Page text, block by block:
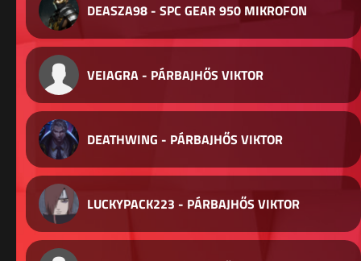
DEASZA98 - SPC GEAR 950 MIKROFON
VEIAGRA - PÁRBAJHŐS VIKTOR
DEATHWING - PÁRBAJHŐS VIKTOR
LUCKYPACK223 - PÁRBAJHŐS VIKTOR